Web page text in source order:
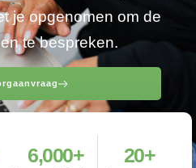
je opgenomen om de
te bespreken.
6,000+ 20+